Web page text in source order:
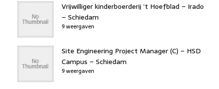
Vrijwilliger kinderboerderij ’t Hoefblad – Irado
– Schiedam
9 weergaven
Site Engineering Project Manager (C) – HSD
Campus – Schiedam
9 weergaven